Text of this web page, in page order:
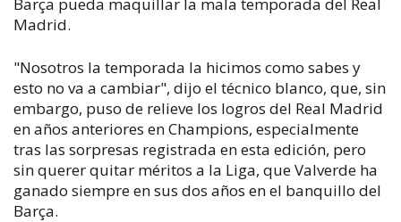
Madrid.
"Nosotros la temporada la hicimos como sabes y
esto no va a cambiar", dijo el técnico blanco, que, sin
embargo, puso de relieve los logros del Real Madrid
en años anteriores en Champions, especialmente
tras las sorpresas registrada en esta edición, pero
sin querer quitar méritos a la Liga, que Valverde ha
ganado siempre en sus dos años en el banquillo del
Barça.